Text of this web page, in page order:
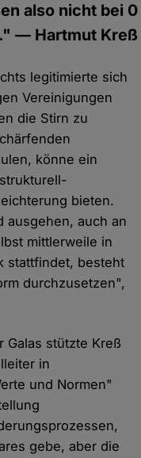
also nicht bei 0
— Hartmut Kreß
legitimierte sich
Vereinigungen
die Stirn zu
könne ein
bieten.
ausgehen, auch an
mittlerweile in
stattfindet, besteht
durchzusetzen",
Galas stützte Kreß
in
und Normen"
gebe, aber die